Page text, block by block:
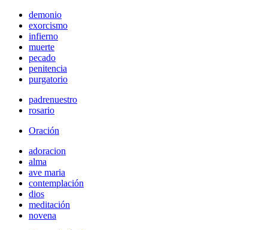
demonio
exorcismo
infierno
muerte
pecado
penitencia
purgatorio
padrenuestro
rosario
Oración
adoracion
alma
ave maria
contemplación
dios
meditación
novena